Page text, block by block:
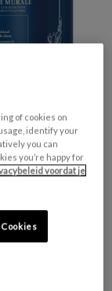
of cookies on
identify your
you can
you’re happy for
voordat je